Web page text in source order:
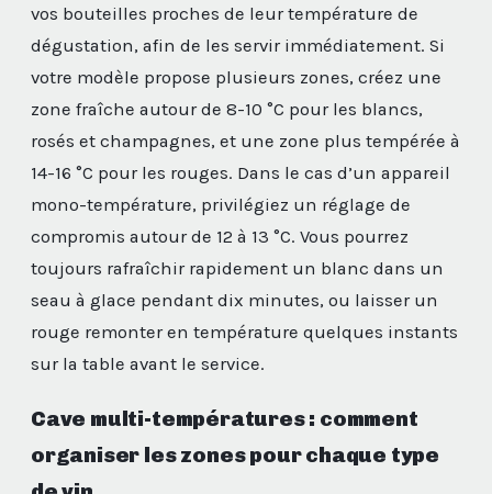
vos bouteilles proches de leur température de
dégustation, afin de les servir immédiatement. Si
votre modèle propose plusieurs zones, créez une
zone fraîche autour de 8-10 °C pour les blancs,
rosés et champagnes, et une zone plus tempérée à
14-16 °C pour les rouges. Dans le cas d’un appareil
mono-température, privilégiez un réglage de
compromis autour de 12 à 13 °C. Vous pourrez
toujours rafraîchir rapidement un blanc dans un
seau à glace pendant dix minutes, ou laisser un
rouge remonter en température quelques instants
sur la table avant le service.
Cave multi-températures : comment
organiser les zones pour chaque type